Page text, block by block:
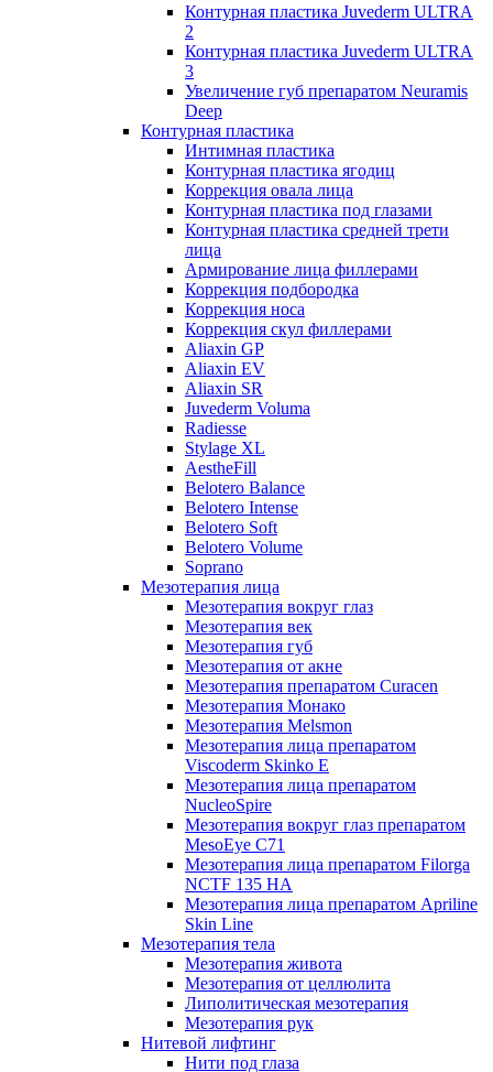
Контурная пластика Juvederm ULTRA
2
Контурная пластика Juvederm ULTRA
3
Увеличение губ препаратом Neuramis
Deep
Контурная пластика
Интимная пластика
Контурная пластика ягодиц
Коррекция овала лица
Контурная пластика под глазами
Контурная пластика средней трети
лица
Армирование лица филлерами
Коррекция подбородка
Коррекция носа
Коррекция скул филлерами
Aliaxin GP
Aliaxin EV
Aliaxin SR
Juvederm Voluma
Radiesse
Stylage XL
AestheFill
Belotero Balance
Belotero Intense
Belotero Soft
Belotero Volume
Soprano
Мезотерапия лица
Мезотерапия вокруг глаз
Мезотерапия век
Мезотерапия губ
Мезотерапия от акне
Мезотерапия препаратом Curacen
Мезотерапия Монако
Мезотерапия Melsmon
Мезотерапия лица препаратом
Viscoderm Skinko E
Мезотерапия лица препаратом
NucleoSpire
Мезотерапия вокруг глаз препаратом
MesoEye С71
Мезотерапия лица препаратом Filorga
NCTF 135 HA
Мезотерапия лица препаратом Apriline
Skin Line
Мезотерапия тела
Мезотерапия живота
Мезотерапия от целлюлита
Липолитическая мезотерапия
Мезотерапия рук
Нитевой лифтинг
Нити под глаза